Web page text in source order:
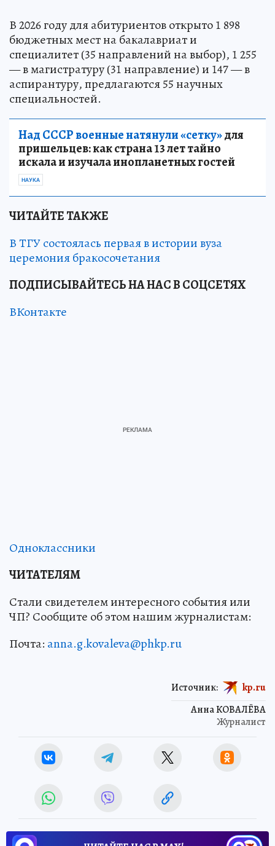
В 2026 году для абитуриентов открыто 1 898
бюджетных мест на бакалавриат и
специалитет (35 направлений на выбор), 1 255
— в магистратуру (31 направление) и 147 — в
аспирантуру, предлагаются 55 научных
специальностей.
Над СССР военные натянули «сетку»для
пришельцев: как страна 13 лет тайно
искала и изучала инопланетных гостей
НАУКА
ЧИТАЙТЕ ТАКЖЕ
В ТГУ состоялась первая в истории вуза
церемония бракосочетания
ПОДПИСЫВАЙТЕСЬ НА НАС В СОЦСЕТЯХ
ВКонтакте
Одноклассники
ЧИТАТЕЛЯМ
Стали свидетелем интересного события или
ЧП? Сообщите об этом нашим журналистам:
Почта: anna.g.kovaleva@phkp.ru
Анна КОВАЛЁВА
Журналист
Источник: kp.ru